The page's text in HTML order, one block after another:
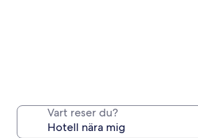
Vart reser du?